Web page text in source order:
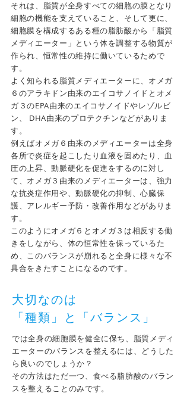
それは、脂質が全身すべての細胞の膜となり
細胞の機能を支えていること、そして更に、
細胞膜を構成するある種の脂肪酸から「脂質
メディエーター」という体を調整する物質が
作られ、恒常性の維持に働いているためで
す。
​よく知られる脂質メディエーターに、オメガ
６のアラキドン由来のエイコサノイドとオメ
ガ３のEPA由来のエイコサノイドやレゾルビ
ン、 DHA由来のプロテクチンなどがありま
す。
例えばオメガ６由来のメディエーターは全身
各所で炎症を起こしたり血液を固めたり、血
圧の上昇、動脈硬化を促進をするのに対し
て、オメガ３由来のメディエーターは、強力
な抗炎症作用や、動脈硬化の抑制、心臓保
護、アレルギー予防・改善作用などがありま
す。
このようにオメガ６とオメガ３は相反する働
きをしながら、体の恒常性を保っているた
め、このバランスが崩れると全身に様々な不
具合をきたすことになるのです。
大切なのは
「種類」と「バランス」
では全身の細胞膜を健全に保ち、脂質メディ
エーターのバランスを整えるには、どうした
ら良いのでしょうか？
その方法はただ一つ、食べる脂肪酸のバラン
スを整えることのみです。